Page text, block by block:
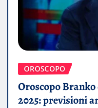
OROSCOPO
Oroscopo
2025: previsioni